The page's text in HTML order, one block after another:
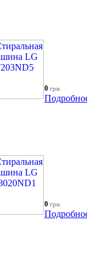
0 грн.
0 грн.